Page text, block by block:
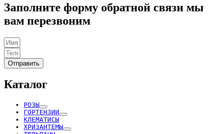
Заполните форму обратной связи мы
вам перезвоним
Отправить
Каталог
РОЗЫ
ГОРТЕНЗИИ
КЛЕМАТИСЫ
ХРИЗАНТЕМЫ